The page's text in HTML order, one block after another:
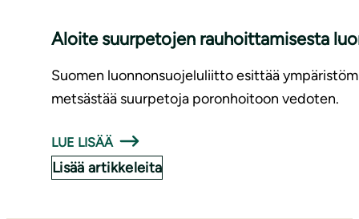
Aloite suurpetojen rauhoittamisesta
Suomen luonnonsuojeluliitto esittää
metsästää suurpetoja poronhoitoon vedoten.
LUE LISÄÄ
Lisää artikkeleita